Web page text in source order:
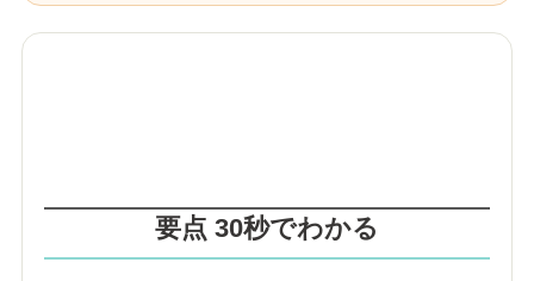
要点 30秒でわかる